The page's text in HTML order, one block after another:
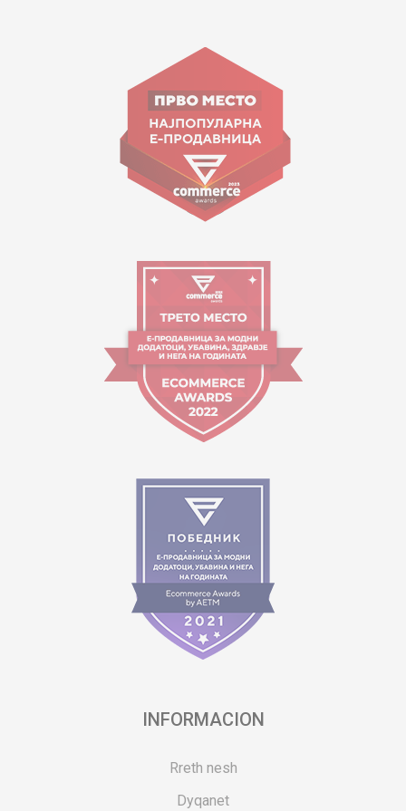
Goce Nikolovski 74 Shkup
contact@mytime.mk
Orari i punës:
09:00 - 17:00
INFORMACION
Rreth nesh
Dyqanet